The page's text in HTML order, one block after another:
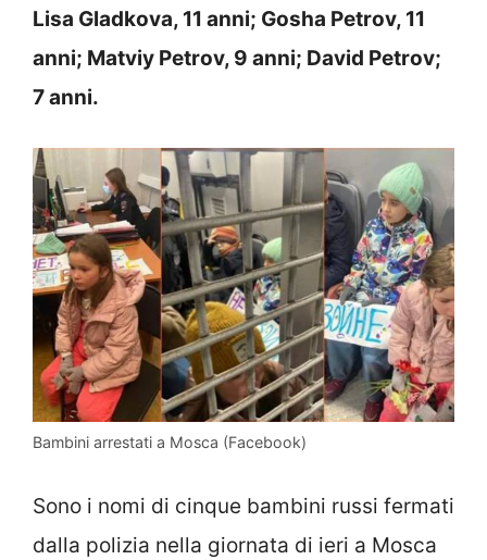
Lisa Gladkova, 11 anni; Gosha Petrov, 11
anni; Matviy Petrov, 9 anni; David Petrov;
7 anni.
Bambini arrestati a Mosca (Facebook)
Sono i nomi di cinque bambini russi fermati
dalla polizia nella giornata di ieri a Mosca